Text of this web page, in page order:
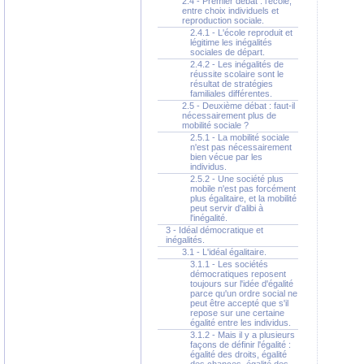
entre choix individuels et
reproduction sociale.
2.4.1 - L'école reproduit et
légitime les inégalités
sociales de départ.
2.4.2 - Les inégalités de
réussite scolaire sont le
résultat de stratégies
familiales différentes.
2.5 - Deuxième débat : faut-il
nécessairement plus de
mobilité sociale ?
2.5.1 - La mobilité sociale
n'est pas nécessairement
bien vécue par les
individus.
2.5.2 - Une société plus
mobile n'est pas forcément
plus égalitaire, et la mobilité
peut servir d'alibi à
l'inégalité.
3 - Idéal démocratique et
inégalités.
3.1 - L'idéal égalitaire.
3.1.1 - Les sociétés
démocratiques reposent
toujours sur l'idée d'égalité
parce qu'un ordre social ne
peut être accepté que s'il
repose sur une certaine
égalité entre les individus.
3.1.2 - Mais il y a plusieurs
façons de définir l'égalité :
égalité des droits, égalité